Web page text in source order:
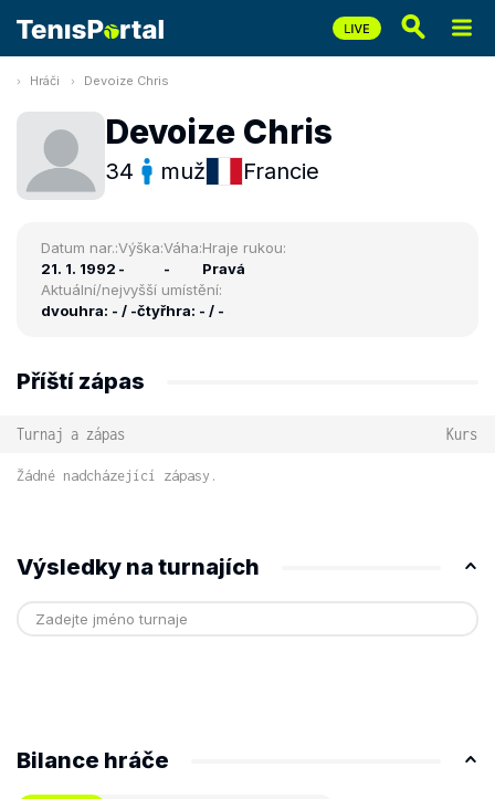
Hráči Devoize Chris
Devoize Chris
34 muž Francie
Datum nar.:
21. 1. 1992
Výška:
-
Váha:
-
Hraje rukou:
Pravá
Aktuální/nejvyšší umístění:
dvouhra: - / -čtyřhra: - / -
Příští zápas
Turnaj a zápas Kurs
Žádné nadcházející zápasy.
Výsledky na turnajích
Bilance hráče